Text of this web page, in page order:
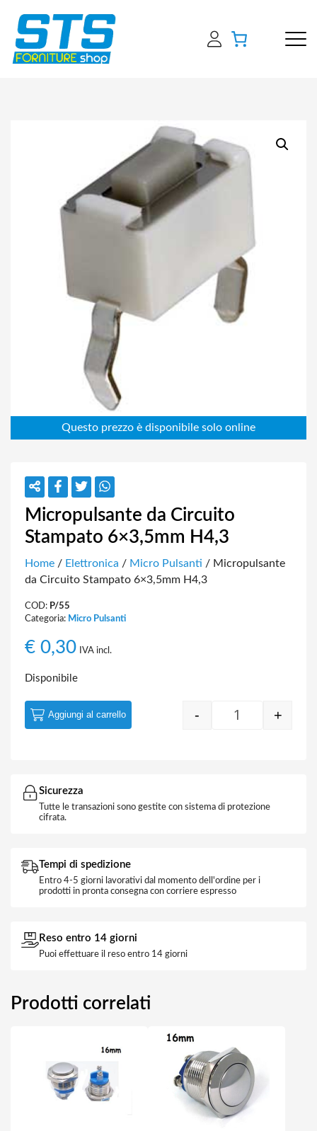
Micropulsante da Circuito
Stampato 6×3,5mm H4,3
Home / Elettronica / Micro Pulsanti / Micropulsante
da Circuito Stampato 6×3,5mm H4,3
COD: P/55
Categoria: Micro Pulsanti
€ 0,30 IVA incl.
Disponibile
Quantity
- +
Aggiungi al carrello
Sicurezza
Tutte le transazioni sono gestite con sistema di protezione
cifrata.
Tempi di spedizione
Entro 4-5 giorni lavorativi dal momento dell'ordine per i
prodotti in pronta consegna con corriere espresso
Reso entro 14 giorni
Puoi effettuare il reso entro 14 giorni
Prodotti correlati